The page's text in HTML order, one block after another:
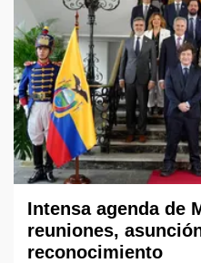
Intensa agenda de
reuniones,
reconocimiento